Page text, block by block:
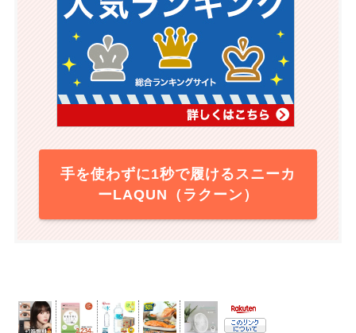
手を使わずに1秒で履けるスニーカ
ーLAQUN（ラクーン）